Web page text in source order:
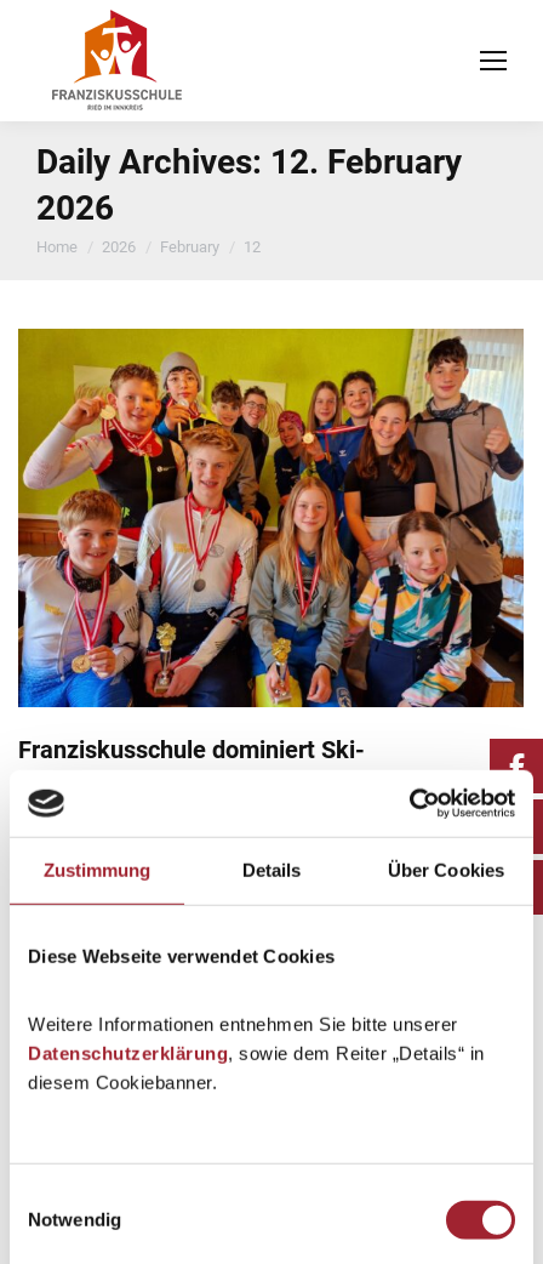
Zustimmung Details Über Cookies
Diese Webseite verwendet Cookies
Weitere Informationen entnehmen Sie bitte unserer
Datenschutzerklärung, sowie dem Reiter „Details“ in
diesem Cookiebanner.
Notwendig
Daily Archives: 12. February
2026
You are here:
Home 2026 February 12
Franziskusschule dominiert Ski-
Meisterschaften
Am Donnerstag, 12. Februar 2026 fand bei schönem
Wetter…